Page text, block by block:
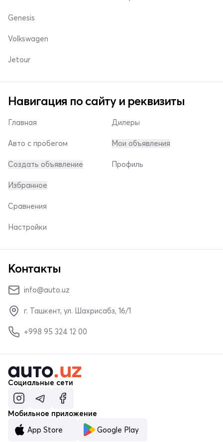
Genesis
Volkswagen
Jetour
Навигация по сайту и реквизиты
Главная
Авто с пробегом
Создать объявление
Дилеры
Мои объявления
Профиль
Избранное
Сравнения
Настройки
Контакты
info@auto.uz
г. Ташкент, ул. Шахрисабз, 16/1
+998 95 324 12 00
Социальные сети
Мобильное приложение
App Store
Google Play